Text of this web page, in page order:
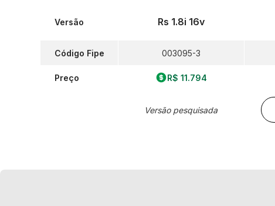
Versão
Código Fipe
Preço
Rs 1.8i 16v
003095-3
R$ 11.794
Versão pesquisada